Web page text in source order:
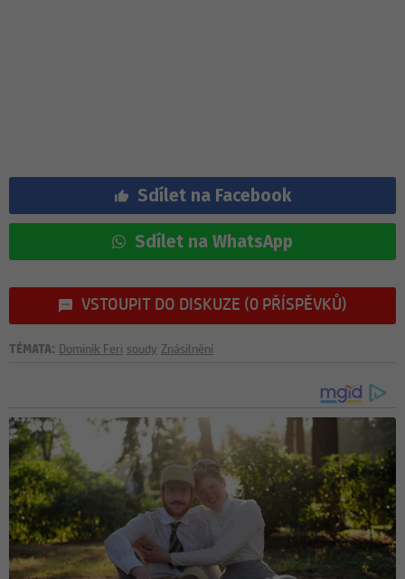
Sdílet na Facebook
Sdílet na WhatsApp
VSTOUPIT DO DISKUZE (0 PŘÍSPĚVKŮ)
TÉMATA: Dominik Feri soudy Znásilnění